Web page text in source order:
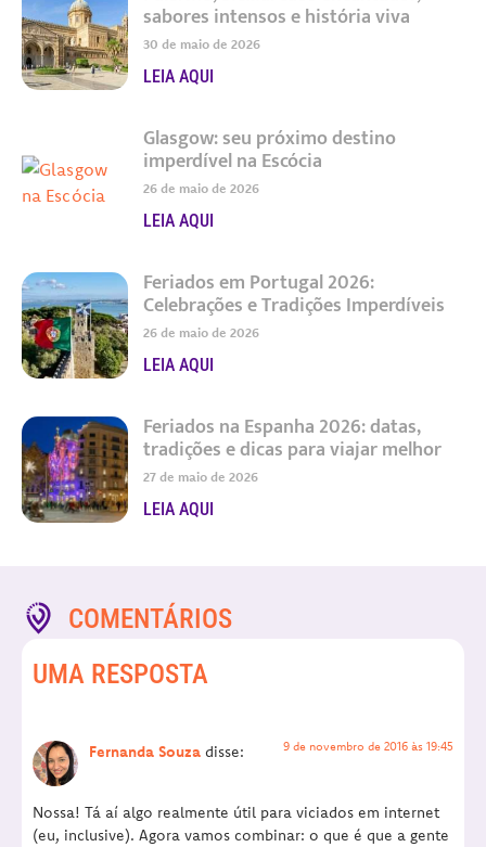
sabores intensos e história viva
30 de maio de 2026
LEIA AQUI
Glasgow: seu próximo destino
imperdível na Escócia
26 de maio de 2026
LEIA AQUI
Feriados em Portugal 2026:
Celebrações e Tradições Imperdíveis
26 de maio de 2026
LEIA AQUI
Feriados na Espanha 2026: datas,
tradições e dicas para viajar melhor
27 de maio de 2026
LEIA AQUI
COMENTÁRIOS
UMA RESPOSTA
Fernanda Souza disse: 9 de novembro de 2016 às 19:45
Nossa! Tá aí algo realmente útil para viciados em internet
(eu, inclusive). Agora vamos combinar: o que é que a gente